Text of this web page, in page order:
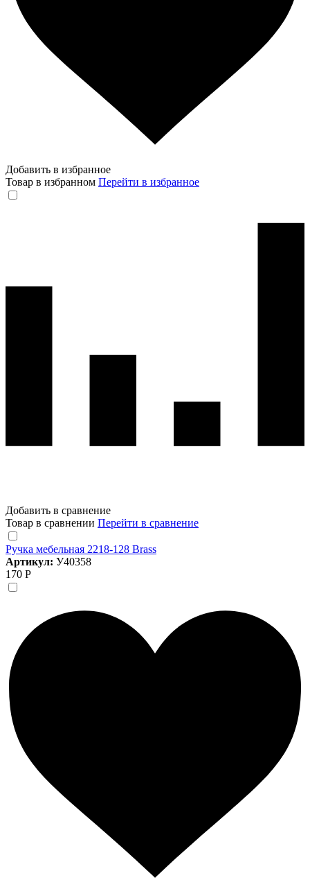
Добавить в избранное
Товар в избранном Перейти в избранное
Добавить в сравнение
Товар в сравнении Перейти в сравнение
Ручка мебельная 2218-128 Brass
Артикул: У40358
170 Р